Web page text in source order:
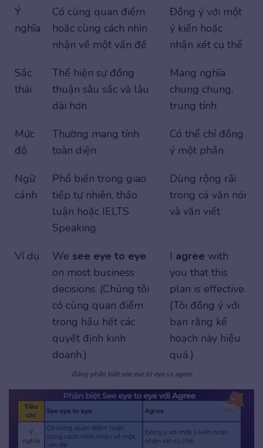
Ý
nghĩa
Có cùng quan điểm
hoặc cùng cách nhìn
nhận về một vấn đề
Đồng ý với một
ý kiến hoặc
nhận xét cụ thể
Sắc
thái
Thể hiện sự đồng
thuận sâu sắc và lâu
dài hơn
Mang nghĩa
chung chung,
trung tính
Mức
độ
Thường mang tính
toàn diện
Có thể chỉ đồng
ý một phần
Ngữ
cảnh
Phổ biến trong giao
tiếp tự nhiên, thảo
luận hoặc IELTS
Speaking
Dùng rộng rãi
trong cả văn nói
và văn viết
Ví dụ We see eye to eye
on most business
decisions. (Chúng tôi
có cùng quan điểm
trong hầu hết các
quyết định kinh
doanh.)
I agree with
you that this
plan is effective.
(Tôi đồng ý với
bạn rằng kế
hoạch này hiệu
quả.)
Bảng phân biệt see eye to eye vs agree